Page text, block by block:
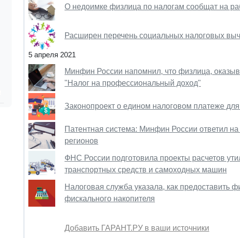
О недоимке физлица по налогам сообщат на
Расширен перечень социальных налоговых
5 апреля 2021
Минфин России напомнил, что физлица,
"Налог на профессиональный доход"
Законопроект о едином налоговом платеже
Патентная система: Минфин России ответил
регионов
ФНС России подготовила проекты расчетов
транспортных средств и самоходных машин
Налоговая служба указала, как предоставить
фискального накопителя
Добавить ГАРАНТ.РУ в ваши источники